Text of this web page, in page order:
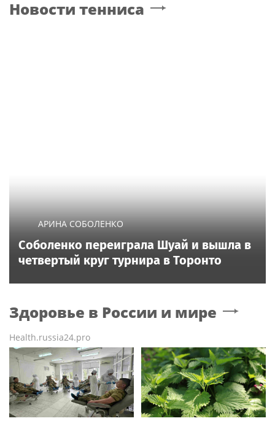
Новости тенниса
АРИНА СОБОЛЕНКО
Соболенко переиграла Шуай и вышла в
четвертый круг турнира в Торонто
Здоровье в России и мире
Health.russia24.pro